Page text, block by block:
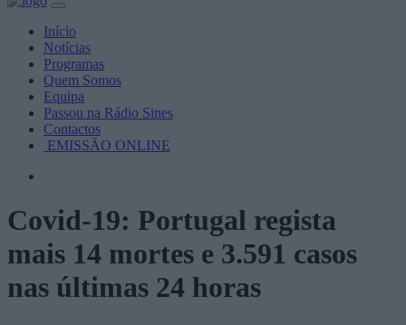
Início
Notícias
Programas
Quem Somos
Equipa
Passou na Rádio Sines
Contactos
EMISSÃO ONLINE
Covid-19: Portugal regista
mais 14 mortes e 3.591 casos
nas últimas 24 horas